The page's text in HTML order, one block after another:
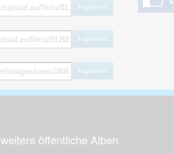
kopieren
kopieren
kopieren
weitere öffentliche Alben